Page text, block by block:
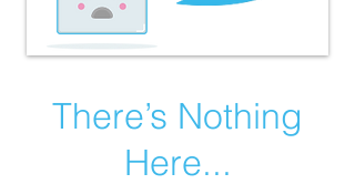
There’s Nothing
Here...